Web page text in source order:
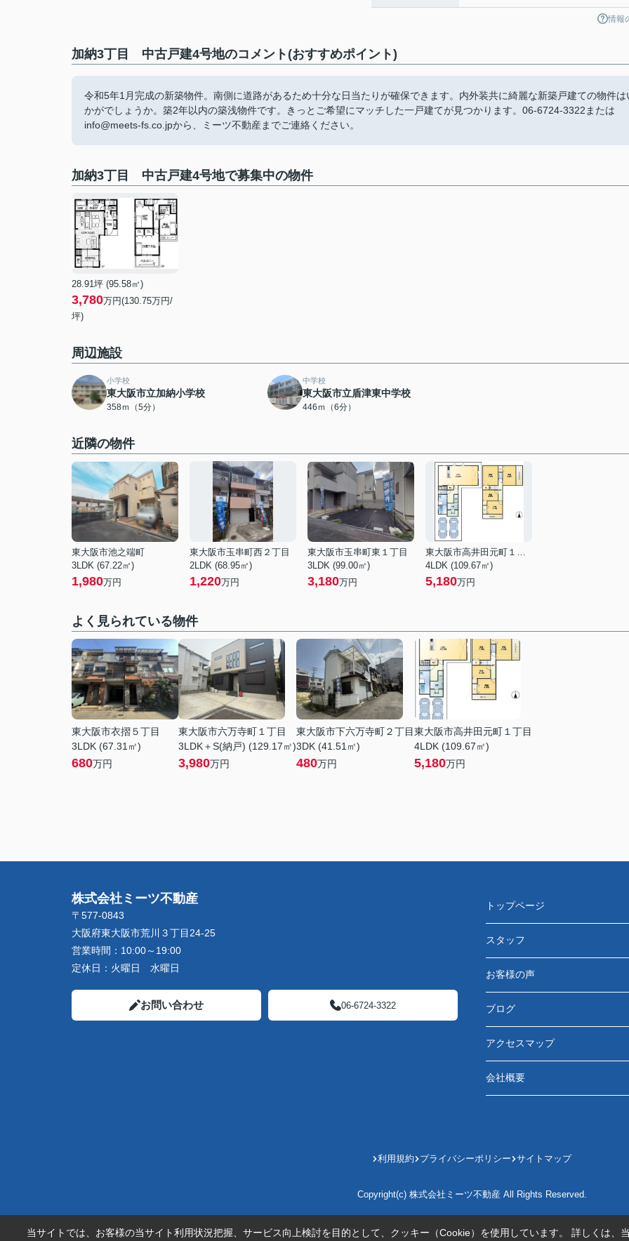
情報
加納3丁目 中古戸建4号地のコメント(おすすめポイント)
令和5年1月完成の新築物件。南側に道路があるため十分な日当たりが確保できます。内外装共に綺麗な新築戸建ての物件は
かがでしょうか。築2年以内の築浅物件です。きっとご希望にマッチした一戸建てが見つかります。06-6724-3322または
info@meets-fs.co.jpから、ミーツ不動産までご連絡ください。
加納3丁目 中古戸建4号地で募集中の物件
28.91坪 (95.58㎡)
3,780万円(130.75万円/
坪)
周辺施設
小学校
東大阪市立加納小学校
358ｍ（5分）
中学校
東大阪市立盾津東中学校
446ｍ（6分）
近隣の物件
東大阪市池之端町
3LDK (67.22㎡)
1,980万円
東大阪市玉串町西２丁目
2LDK (68.95㎡)
1,220万円
東大阪市玉串町東１丁目
3LDK (99.00㎡)
3,180万円
東大阪市高井田元町１丁目
4LDK (109.67㎡)
5,180万円
よく見られている物件
東大阪市衣摺５丁目
3LDK (67.31㎡)
680万円
東大阪市六万寺町１丁目
3LDK＋S(納戸) (129.17㎡)
3,980万円
東大阪市下六万寺町２丁目
3DK (41.51㎡)
480万円
東大阪市高井田元町１丁目
4LDK (109.67㎡)
5,180万円
株式会社ミーツ不動産
〒577-0843
大阪府東大阪市荒川３丁目24-25
営業時間： 10:00～19:00
定休日： 火曜日 水曜日
お問い合わせ 06-6724-3322
トップページ
スタッフ
お客様の声
ブログ
アクセスマップ
会社概要
利用規約 プライバシーポリシー サイトマップ
Copyright(c) 株式会社ミーツ不動産 All Rights Reserved.
当サイトでは、お客様の当サイト利用状況把握、サービス向上検討を目的として、クッキー（Cookie）を使用しています。 詳しくは、